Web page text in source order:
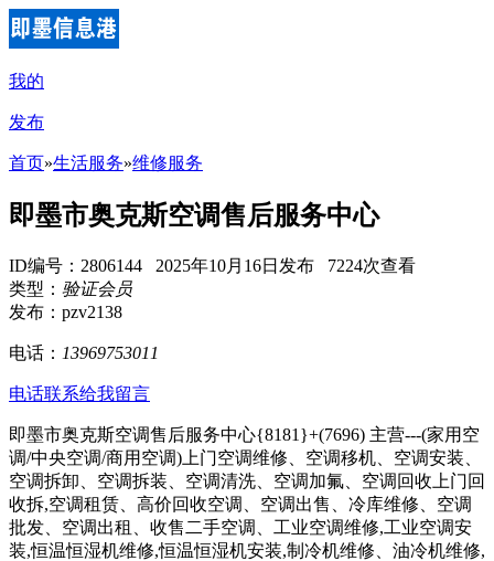
我的
发布
首页»生活服务»维修服务
即墨市奥克斯空调售后服务中心
ID编号：2806144 2025年10月16日发布 7224次查看
类型： 验证会员
发布：pzv2138
电话： 13969753011
电话联系给我留言
即墨市奥克斯空调售后服务中心{8181}+(7696) 主营---(家用空
调/中央空调/商用空调)上门空调维修、空调移机、空调安装、
空调拆卸、空调拆装、空调清洗、空调加氟、空调回收上门回
收拆,空调租赁、高价回收空调、空调出售、冷库维修、空调
批发、空调出租、收售二手空调、工业空调维修,工业空调安
装,恒温恒湿机维修,恒温恒湿机安装,制冷机维修、油冷机维修,